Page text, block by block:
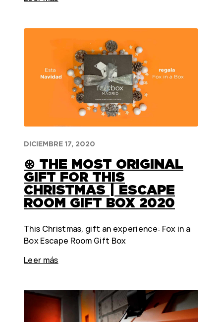
DICIEMBRE 17, 2020
⊛ THE MOST ORIGINAL
GIFT FOR THIS
CHRISTMAS | ESCAPE
ROOM GIFT BOX 2020
This Christmas, gift an experience: Fox in a
Box Escape Room Gift Box
Leer más